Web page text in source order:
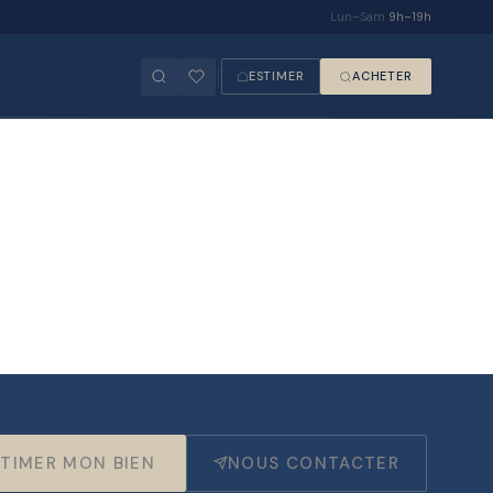
Lun–Sam 9h–19h
ESTIMER ACHETER
MON BIEN NOUS CONTACTER